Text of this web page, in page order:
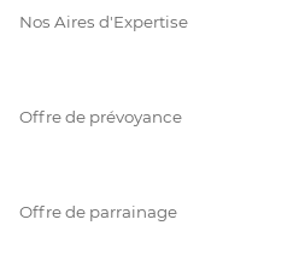
Nos Aires d'Expertise
Offre de prévoyance
Offre de parrainage